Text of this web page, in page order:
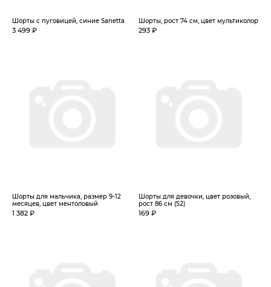
Шорты с пуговицей, синие Sanetta
3 499 ₽
Шорты, рост 74 см, цвет мультиколор
293 ₽
Шорты для мальчика, размер 9-12
месяцев, цвет ментоловый
1 382 ₽
Шорты для девочки, цвет розовый,
рост 86 см (52)
169 ₽